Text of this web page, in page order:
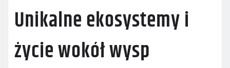
Unikalne ekosystemy i
życie wokół wysp